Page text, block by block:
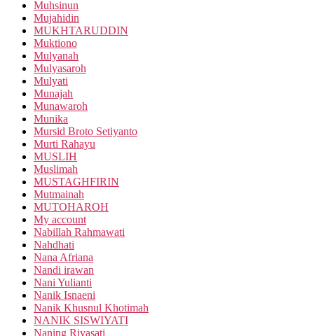
Muhsinun
Mujahidin
MUKHTARUDDIN
Muktiono
Mulyanah
Mulyasaroh
Mulyati
Munajah
Munawaroh
Munika
Mursid Broto Setiyanto
Murti Rahayu
MUSLIH
Muslimah
MUSTAGHFIRIN
Mutmainah
MUTOHAROH
My account
Nabillah Rahmawati
Nahdhati
Nana Afriana
Nandi irawan
Nani Yulianti
Nanik Isnaeni
Nanik Khusnul Khotimah
NANIK SISWIYATI
Naning Riyasati